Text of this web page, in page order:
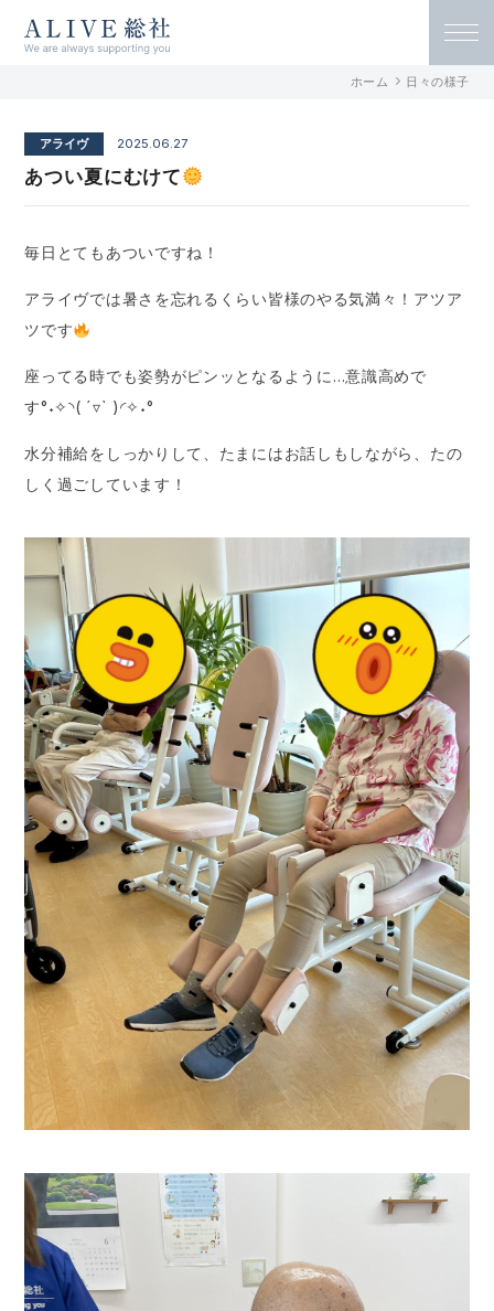
アンソレイユ総社
ホーム 日々の様子
アライヴ 2025.06.27
あつい夏にむけて
毎日とてもあついですね！
アライヴでは暑さを忘れるくらい皆様のやる気満々！アツア
ツです
座ってる時でも姿勢がピンッとなるように…意識高めで
す°˖✧◝( ´▿` )◜✧˖°
水分補給をしっかりして、たまにはお話しもしながら、たの
しく過ごしています！